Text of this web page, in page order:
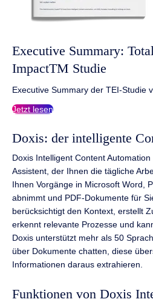
Executive Summary:
ImpactTM Studie
Executive Summary der TEI-Studie
Jetzt lesen
Doxis: der intelligente
Doxis Intelligent Content
Assistent, der Ihnen die tägliche
Ihnen Vorgänge in Microsoft Word,
abnimmt und PDF-Dokumente für
berücksichtigt den Kontext, erstellt
erkennt relevante Prozesse und
Doxis unterstützt mehr als 50
über Dokumente chatten, diese
Informationen daraus extrahieren.
Funktionen von Doxis